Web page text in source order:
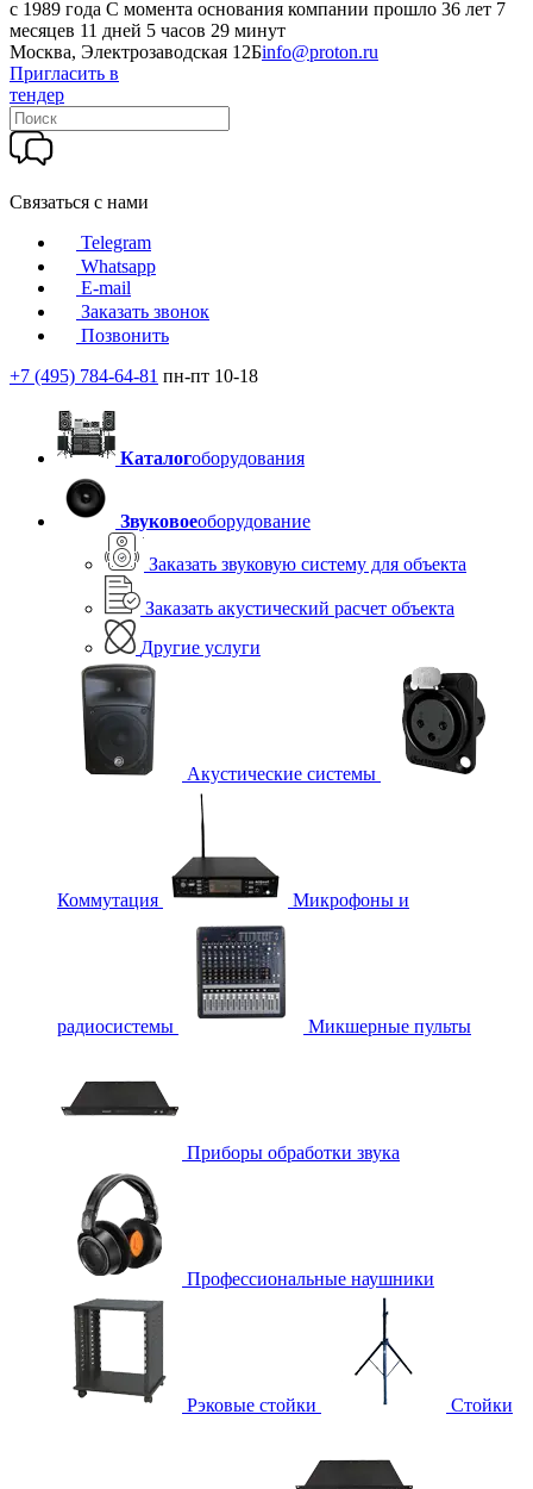
c 1989 года С момента основания компании прошло 36 лет 7
месяцев 11 дней 5 часов 29 минут
Москва, Электрозаводская 12Бinfo@proton.ru
Пригласить в
тендер
Связаться с нами
Telegram
Whatsapp
E-mail
Заказать звонок
Позвонить
+7 (495) 784-64-81 пн-пт 10-18
Каталогоборудования
Звуковоеоборудование
Заказать звуковую систему для объекта
Заказать акустический расчет объекта
Другие услуги
Акустические системы
Коммутация Микрофоны и
радиосистемы Микшерные пульты
Приборы обработки звука
Профессиональные наушники
Рэковые стойки Стойки